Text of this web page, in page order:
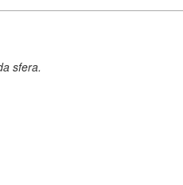
sfera.